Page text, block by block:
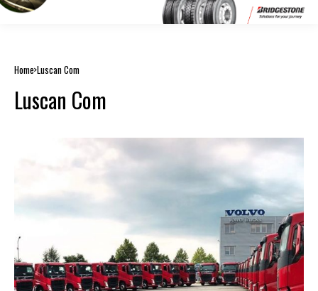
Home Luscan Com
Luscan Com